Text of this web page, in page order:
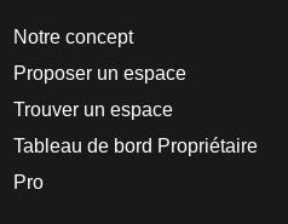
Notre concept
Proposer un espace
Trouver un espace
Tableau de bord Propriétaire
Pro